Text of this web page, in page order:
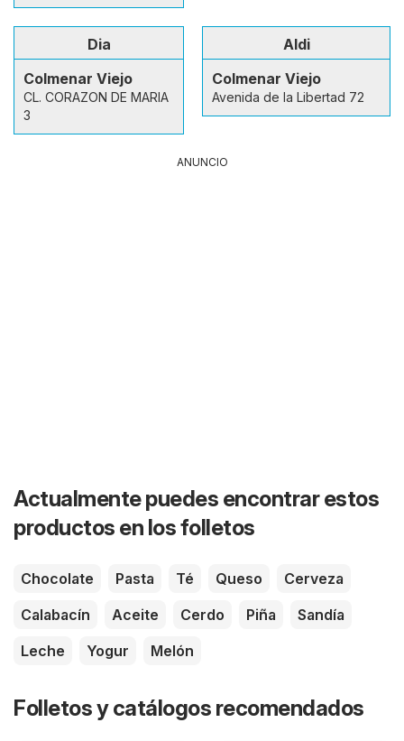
Dia
Colmenar Viejo
CL. CORAZON DE MARIA
3
Aldi
Colmenar Viejo
Avenida de la Libertad 72
ANUNCIO
Actualmente puedes encontrar estos
productos en los folletos
Chocolate Pasta Té Queso
Cerveza
Calabacín
Aceite Cerdo Piña
Sandía
Leche
Yogur Melón
Folletos y catálogos recomendados